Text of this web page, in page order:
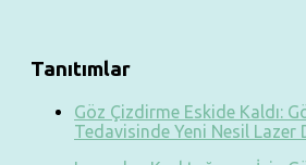
Tanıtımlar
Göz Çizdirme Eskide Kaldı:
Tedavisinde Yeni Nesil Lazer